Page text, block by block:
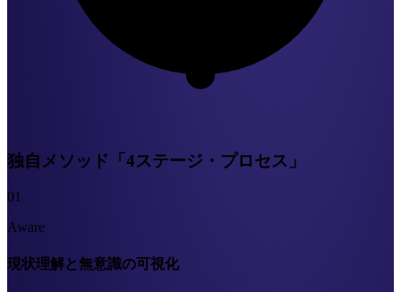
独自メソッド「4ステージ・プロセス」
01
Aware
現状理解と無意識の可視化